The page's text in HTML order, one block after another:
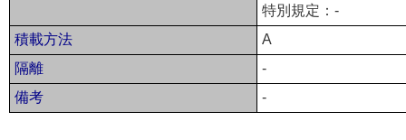
特別規定：-
積載方法
A
隔離
-
備考
-